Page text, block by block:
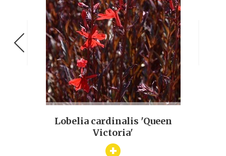
Lobelia cardinalis 'Queen
Victoria'
+